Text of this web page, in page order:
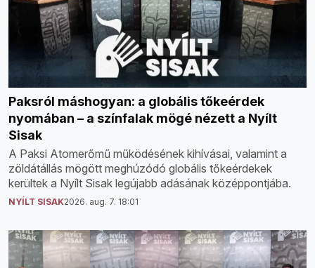
Paksról máshogyan: a globális tőkeérdek
nyomában – a színfalak mögé nézett a Nyílt
Sisak
A Paksi Atomerőmű működésének kihívásai, valamint a
zöldátállás mögött meghúzódó globális tőkeérdekek
kerültek a Nyílt Sisak legújabb adásának középpontjába.
NYÍLT SISAK2026. aug. 7. 18:01